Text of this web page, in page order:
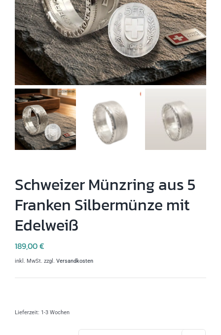
Schweizer Münzring aus 5
Franken Silbermünze mit
Edelweiß
189,00€
inkl. MwSt. zzgl. Versandkosten
Lieferzeit: 1-3 Wochen